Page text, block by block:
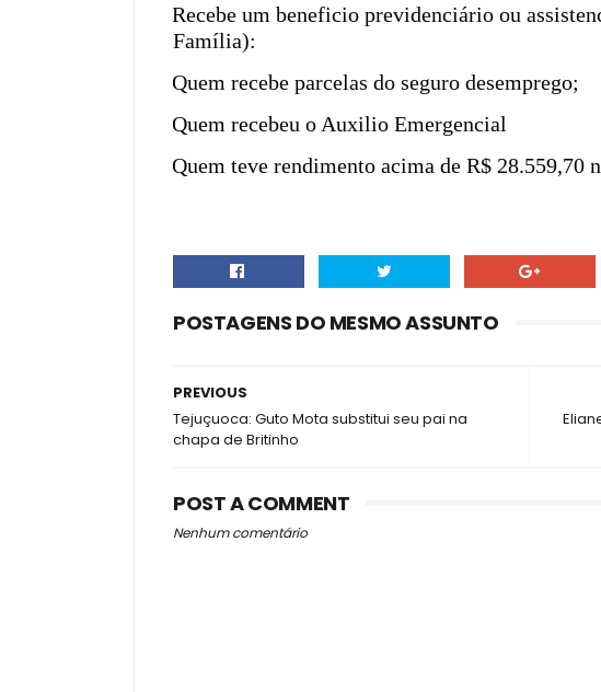
Recebe um beneficio previdenciário ou
Família):
Quem recebe parcelas do seguro desemprego;
Quem recebeu o Auxilio Emergencial
Quem teve rendimento acima de R$ 28.559,70
POSTAGENS DO MESMO ASSUNTO
PREVIOUS
Tejuçuoca: Guto Mota substitui seu pai na
chapa de Britinho
POST A COMMENT
Nenhum comentário